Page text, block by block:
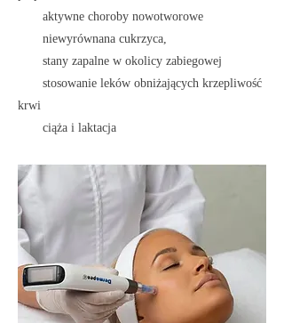
aktywne choroby nowotworowe
niewyrównana cukrzyca,
stany zapalne w okolicy zabiegowej
stosowanie leków obniżających krzepliwość
krwi
ciąża i laktacja